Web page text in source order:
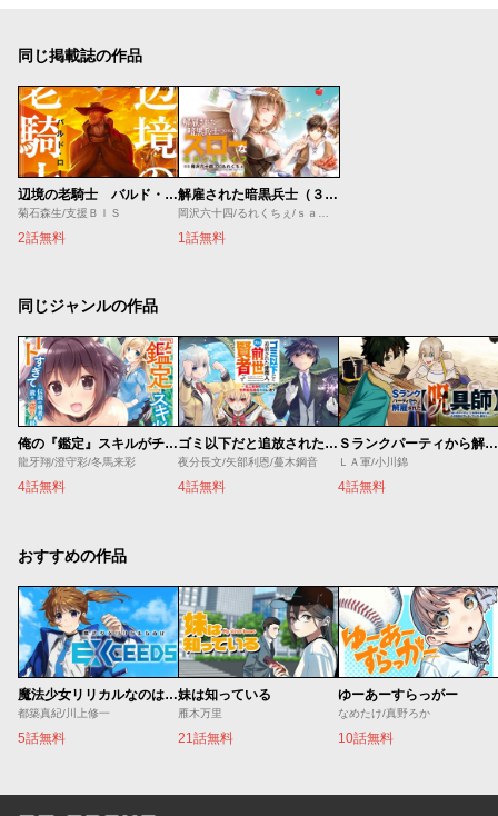
同じ掲載誌の作品
辺境の老騎士 バルド・ローエン
菊石森生/支援ＢＩＳ
2話無料
解雇された暗黒兵士（３０代）のスローなセカンドライフ
1話無料
同じジャンルの作品
俺の『鑑定』スキルがチートすぎて
龍牙翔/澄守彩/冬馬来彩
4話無料
ゴミ以下だと追放された使用人、実は前世賢者です ～史上最強の賢者、世界最高峰の学園に通う～
夜分長文/矢部利恩/蔓木鋼音
4話無料
Ｓランクパーティから解雇された【呪具師】～『呪いのアイテム』しか作れませんが、その性能はアーティファクト級なり……！～
ＬＡ軍/小川錦
4話無料
おすすめの作品
魔法少女リリカルなのは EXCEEDS
都築真紀/川上修一
5話無料
妹は知っている
雁木万里
21話無料
ゆーあーすらっがー
なめたけ/真野ろか
10話無料